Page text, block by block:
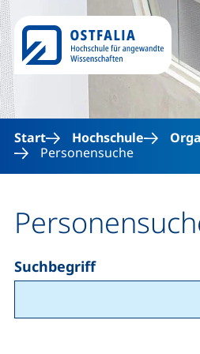
Start Hochschule
Personensuche
Suchbegriff